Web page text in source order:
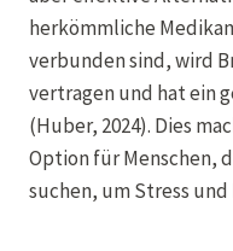
herkömmliche
verbunden sind, wird
vertragen und hat ein
(Huber, 2024). Dies
Option für Menschen,
suchen, um Stress